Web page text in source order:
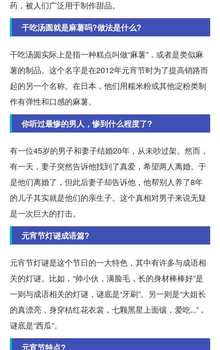
药，被人们广泛用于制作甜品。
干吃汤圆就是麻薯吗?做法是什么?
干吃汤圆实际上是指一种糕点叫做“麻薯”，或者是类似麻
薯的制品。这个名字是在2012年元宵节时为了提高销路而
起的另一个名称。在日本，他们用糯米粉或其他淀粉类制
作有弹性和口感的麻薯。
你听过最惨的男人，惨到什么程度了?
有一位45岁的男子和妻子结婚20年，从未吵过架。然而，
有一天，妻子突然告诉他找到了真爱，希望两人离婚。于
是他们离婚了，但此后妻子却告诉他，他帮别人养了8年
的儿子其实就是他们的亲生子。这个真相对男子来说无疑
是一次巨大的打击。
元宵节灯谜成语篇?
元宵节灯谜是这个节日的一大特色，其中有许多与成语相
关的灯谜。比如，“帅小伙，满脸毛，长的身材棒棒好”是
一则与成语相关的灯谜，谜底是“牙刷”。另一则是“大姐长
的真漂亮，身穿桔红花衣裳，七颗黑星上面镶，爱吃...”，
谜底是“西瓜”。
元宵节特点?